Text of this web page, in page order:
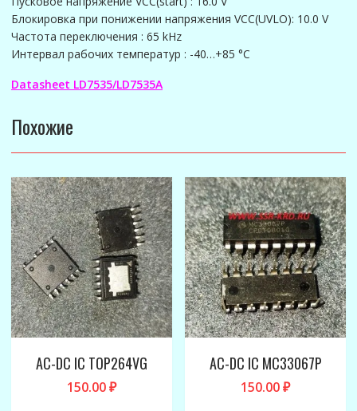
Блокировка при понижении напряжения VCC(UVLO): 10.0 V
Частота переключения : 65 kHz
Интервал рабочих температур : -40…+85 °C
Datasheet LD7535/LD7535A
Похожие
AC-DC IC TOP264VG
150.00₽
AC-DC IC MC33067P
150.00₽